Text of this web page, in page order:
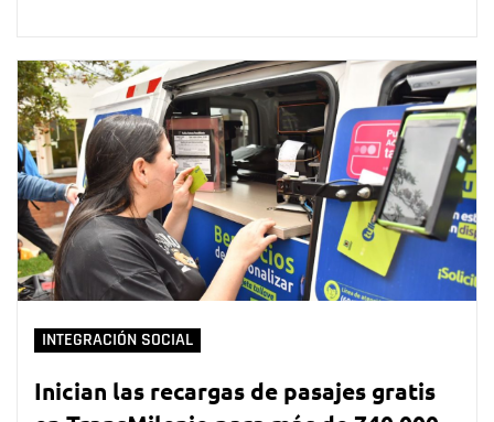
INTEGRACIÓN SOCIAL
Inician las recargas de pasajes gratis